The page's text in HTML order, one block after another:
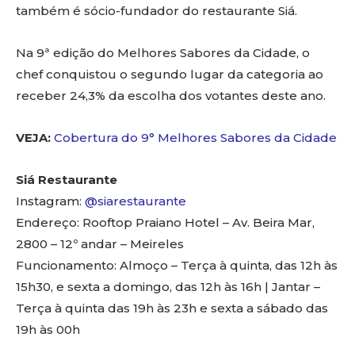
também é sócio-fundador do restaurante Siá.
Na 9ª edição do Melhores Sabores da Cidade, o
chef conquistou o segundo lugar da categoria ao
receber 24,3% da escolha dos votantes deste ano.
VEJA: Cobertura do 9° Melhores Sabores da Cidade
Siá Restaurante
Instagram: @siarestaurante
Endereço: Rooftop Praiano Hotel – Av. Beira Mar,
2800 – 12º andar – Meireles
Funcionamento: Almoço – Terça à quinta, das 12h às
15h30, e sexta a domingo, das 12h às 16h | Jantar –
Terça à quinta das 19h às 23h e sexta a sábado das
19h às 00h